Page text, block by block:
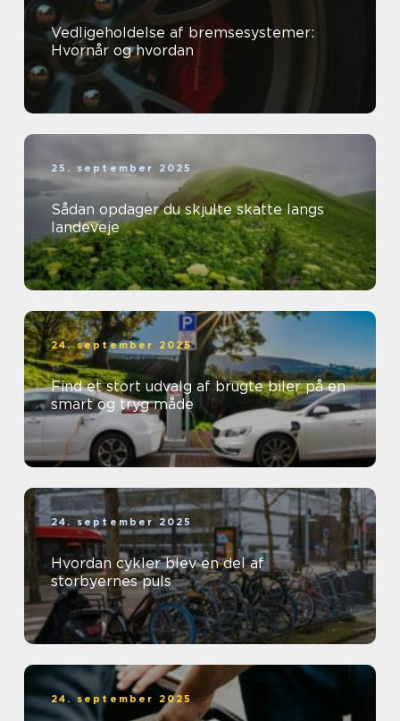
Vedligeholdelse af bremsesystemer:
Hvornår og hvordan
25. september 2025
Sådan opdager du skjulte skatte langs
landeveje
24. september 2025
Find et stort udvalg af brugte biler på en
smart og tryg måde
24. september 2025
Hvordan cykler blev en del af
storbyernes puls
24. september 2025